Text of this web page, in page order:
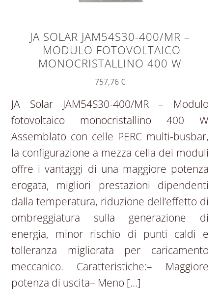
JA SOLAR JAM54S30-400/MR –
MODULO FOTOVOLTAICO
MONOCRISTALLINO 400 W
757,76€
JA Solar JAM54S30-400/MR – Modulo
fotovoltaico monocristallino 400 W
Assemblato con celle PERC multi-busbar,
la configurazione a mezza cella dei moduli
offre i vantaggi di una maggiore potenza
erogata, migliori prestazioni dipendenti
dalla temperatura, riduzione dell’effetto di
ombreggiatura sulla generazione di
energia, minor rischio di punti caldi e
tolleranza migliorata per caricamento
meccanico. Caratteristiche:– Maggiore
potenza di uscita– Meno […]